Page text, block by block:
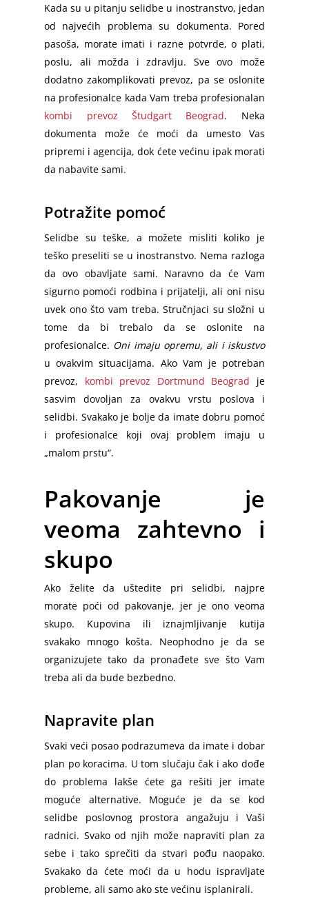
Kada su u pitanju selidbe u inostranstvo, jedan
od najvećih problema su dokumenta. Pored
pasoša, morate imati i razne potvrde, o plati,
poslu, ali možda i zdravlju. Sve ovo može
dodatno zakomplikovati prevoz, pa se oslonite
na profesionalce kada Vam treba profesionalan
kombi prevoz Študgart Beograd. Neka
dokumenta može će moći da umesto Vas
pripremi i agencija, dok ćete većinu ipak morati
da nabavite sami.
Potražite pomoć
Selidbe su teške, a možete misliti koliko je
teško preseliti se u inostranstvo. Nema razloga
da ovo obavljate sami. Naravno da će Vam
sigurno pomoći rodbina i prijatelji, ali oni nisu
uvek ono što vam treba. Stručnjaci su složni u
tome da bi trebalo da se oslonite na
profesionalce. Oni imaju opremu, ali i iskustvo
u ovakvim situacijama. Ako Vam je potreban
prevoz, kombi prevoz Dortmund Beograd je
sasvim dovoljan za ovakvu vrstu poslova i
selidbi. Svakako je bolje da imate dobru pomoć
i profesionalce koji ovaj problem imaju u
„malom prstu“.
Pakovanje je
veoma zahtevno i
skupo
Ako želite da uštedite pri selidbi, najpre
morate poći od pakovanje, jer je ono veoma
skupo. Kupovina ili iznajmljivanje kutija
svakako mnogo košta. Neophodno je da se
organizujete tako da pronađete sve što Vam
treba ali da bude bezbedno.
Napravite plan
Svaki veći posao podrazumeva da imate i dobar
plan po koracima. U tom slučaju čak i ako dođe
do problema lakše ćete ga rešiti jer imate
moguće alternative. Moguće je da se kod
selidbe poslovnog prostora angažuju i Vaši
radnici. Svako od njih može napraviti plan za
sebe i tako sprečiti da stvari pođu naopako.
Svakako da ćete moći da u hodu ispravljate
probleme, ali samo ako ste većinu isplanirali.